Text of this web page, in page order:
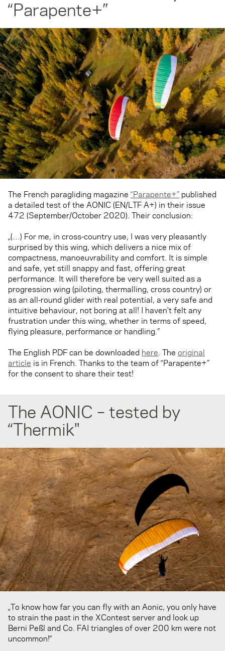
“Parapente+”
The French paragliding magazine “Parapente+” published
a detailed test of the AONIC (EN/LTF A+) in their issue
472 (September/October 2020). Their conclusion:
„(…) For me, in cross-country use, I was very pleasantly
surprised by this wing, which delivers a nice mix of
compactness, manoeuvrability and comfort. It is simple
and safe, yet still snappy and fast, offering great
performance. It will therefore be very well suited as a
progression wing (piloting, thermalling, cross country) or
as an all-round glider with real potential, a very safe and
intuitive behaviour, not boring at all! I haven't felt any
frustration under this wing, whether in terms of speed,
flying pleasure, performance or handling.”
The English PDF can be downloaded here . The original
article is in French. Thanks to the team of “Parapente+”
for the consent to share their test!
The AONIC – tested by
“Thermik"
„To know how far you can fly with an Aonic, you only have
to strain the past in the XContest server and look up
Berni Peßl and Co. FAI triangles of over 200 km were not
uncommon!“